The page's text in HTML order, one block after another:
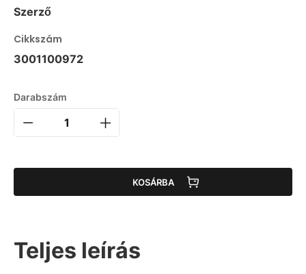
Szerző
Cikkszám
3001100972
Darabszám
KOSÁRBA
Teljes leírás